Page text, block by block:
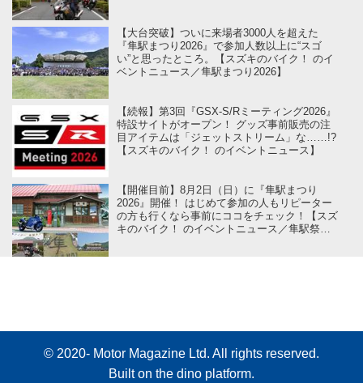
【大台突破】ついに来場者3000人を超えた
『隼駅まつり2026』で参加人数以上に“スゴ
い”と思ったところ。【スズキのバイク！ のイ
ベントニュース／隼駅まつり2026】
【続報】第3回『GSX-S/Rミーティング2026』
特設サイトがオープン！ グッズ事前販売の注
目アイテムは「ジェットストリーム」な……!?
【スズキのバイク！ のイベントニュース】
【開催目前】8月2日（日）に『隼駅まつり
2026』開催！ はじめて参加の人もリピーター
の方も行くなら事前にココをチェック！【スズ
キのバイク！ のイベントニュース／隼駅祭り
© 2020- Motor Magazine Ltd. All rights reserved.
Built on the dino platform.